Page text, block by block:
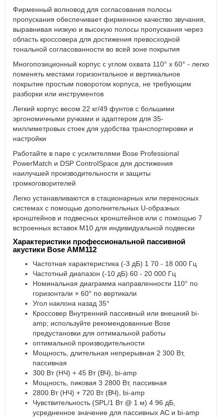
Фирменный волновод для согласования полосы
пропускания обеспечивает фирменное качество звучания,
выравнивая низкую и высокую полосы пропускания через
область кроссовера для достижения превосходной
тональной согласованности во всей зоне покрытия
Многопозиционный корпус с углом охвата 110° x 60° - легко
поменять местами горизонтальное и вертикальное
покрытие простым поворотом корпуса, не требующим
разборки или инструментов
Легкий корпус весом 22 кг/49 фунтов с большими
эргономичными ручками и адаптером для 35-
миллиметровых стоек для удобства транспортировки и
настройки
Работайте в паре с усилителями Bose Professional
PowerMatch и DSP ControlSpace для достижения
наилучшей производительности и защиты
громкоговорителей
Легко устанавливаются в стационарных или переносных
системах с помощью дополнительных U-образных
кронштейнов и подвесных кронштейнов или с помощью 7
встроенных вставок M10 для индивидуальной подвески
Характеристики профессиональной пассивной
акустики Bose AMM112
Частотная характеристика (-3 дБ) 1 70 - 18 000 Гц
Частотный диапазон (-10 дБ) 60 - 20 000 Гц
Номинальная диаграмма направленности 110° по
горизонтали × 60° по вертикали
Угол наклона назад 35°
Кроссовер Внутренний пассивный или внешний bi-
amp; используйте рекомендованные Bose
предустановки для оптимальной работы
оптимальной производительности
Мощность, длительная непрерывная 2 300 Вт,
пассивная
300 Вт (НЧ) + 45 Вт (ВЧ), bi-amp
Мощность, пиковая 3 2800 Вт, пассивная
2800 Вт (НЧ) + 720 Вт (ВЧ), bi-amp
Чувствительность (SPL/1 Вт @ 1 м) 4 96 дБ,
усредненное значение для пассивных АС и bi-amp